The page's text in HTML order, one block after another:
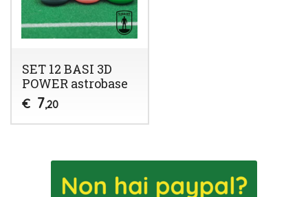
SET 12 BASI 3D
POWER astrobase
€ 7,20